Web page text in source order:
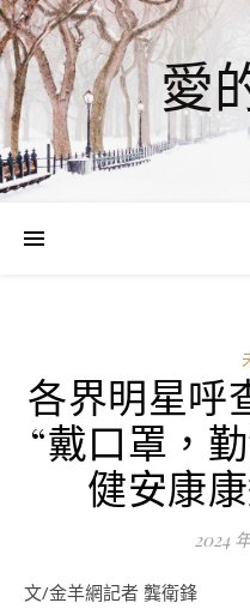
愛
各界明星呼
“戴口罩，
健安康
2024
文/金羊網記者 龔衛鋒